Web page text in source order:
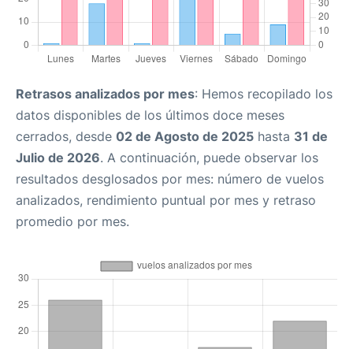
Retrasos analizados por mes: Hemos recopilado los
datos disponibles de los últimos doce meses
cerrados, desde 02 de Agosto de 2025 hasta 31 de
Julio de 2026. A continuación, puede observar los
resultados desglosados por mes: número de vuelos
analizados, rendimiento puntual por mes y retraso
promedio por mes.